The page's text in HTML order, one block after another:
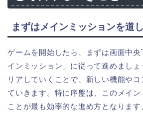
まずはメインミッションを道
ゲームを開始したら、まずは画面中央
インミッション」に従って進めまし
リアしていくことで、新しい機能や
ていきます。特に序盤は、このメイ
ことが最も効率的な進め方となります